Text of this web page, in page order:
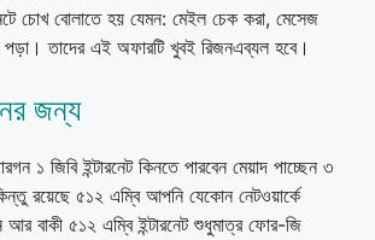
চোখ বোলাতে হয় যেমন: মেইল চেক করা, মেসেজ
পড়া। তাদের এই অফারটি খুবই রিজনএব্যল হবে।
জন্য
১ জিবি ইন্টারনেট কিনতে পারবেন মেয়াদ পাচ্ছেন ৩
রয়েছে ৫১২ এম্বি আপনি যেকোন নেটওয়ার্কে
আর বাকী ৫১২ এম্বি ইন্টারনেট শুধুমাত্র ফোর-জি